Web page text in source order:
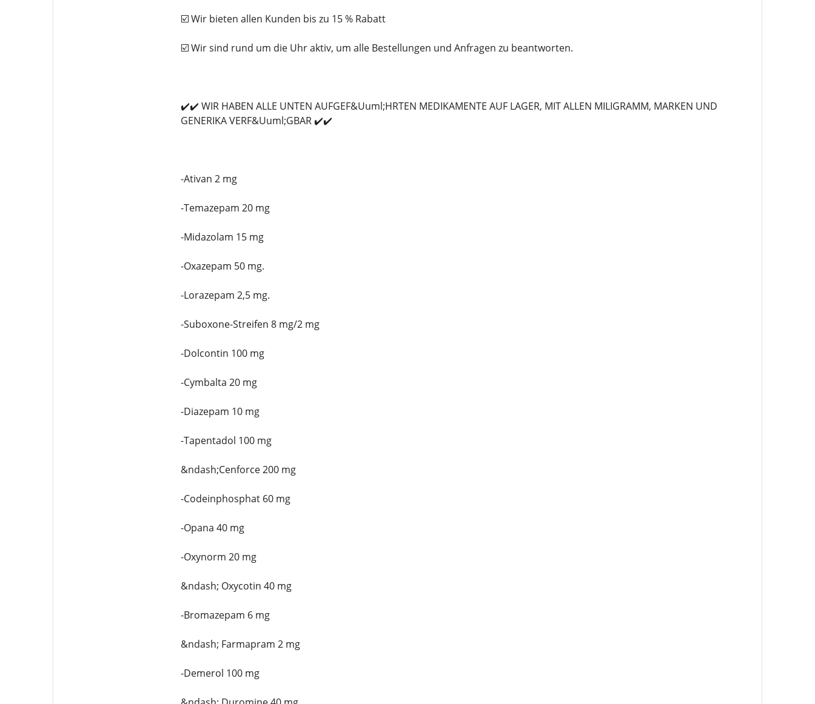
☑️ Wir bieten allen Kunden bis zu 15 % Rabatt
☑️ Wir sind rund um die Uhr aktiv, um alle Bestellungen und Anfragen zu beantworten.
✔️✔️ WIR HABEN ALLE UNTEN AUFGEF&Uuml;HRTEN MEDIKAMENTE AUF LAGER, MIT ALLEN MILIGRAMM, MARKEN UND
GENERIKA VERF&Uuml;GBAR ✔️✔️
-Ativan 2 mg
-Temazepam 20 mg
-Midazolam 15 mg
-Oxazepam 50 mg.
-Lorazepam 2,5 mg.
-Suboxone-Streifen 8 mg/2 mg
-Dolcontin 100 mg
-Cymbalta 20 mg
-Diazepam 10 mg
-Tapentadol 100 mg
&ndash;Cenforce 200 mg
-Codeinphosphat 60 mg
-Opana 40 mg
-Oxynorm 20 mg
&ndash; Oxycotin 40 mg
-Bromazepam 6 mg
&ndash; Farmapram 2 mg
-Demerol 100 mg